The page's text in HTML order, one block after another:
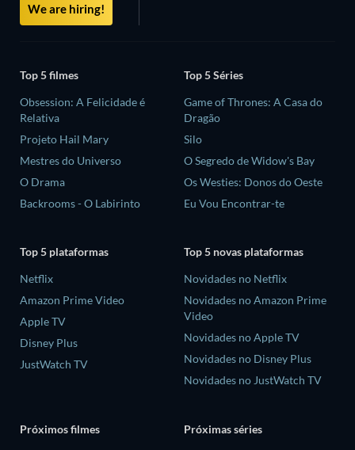
We are hiring!
Top 5 filmes
Obsession: A Felicidade é
Relativa
Projeto Hail Mary
Mestres do Universo
O Drama
Backrooms - O Labirinto
Top 5 Séries
Game of Thrones: A Casa do
Dragão
Silo
O Segredo de Widow's Bay
Os Westies: Donos do Oeste
Eu Vou Encontrar-te
Top 5 plataformas
Netflix
Amazon Prime Video
Apple TV
Disney Plus
JustWatch TV
Top 5 novas plataformas
Novidades no Netflix
Novidades no Amazon Prime
Video
Novidades no Apple TV
Novidades no Disney Plus
Novidades no JustWatch TV
Próximos filmes
Próximas séries